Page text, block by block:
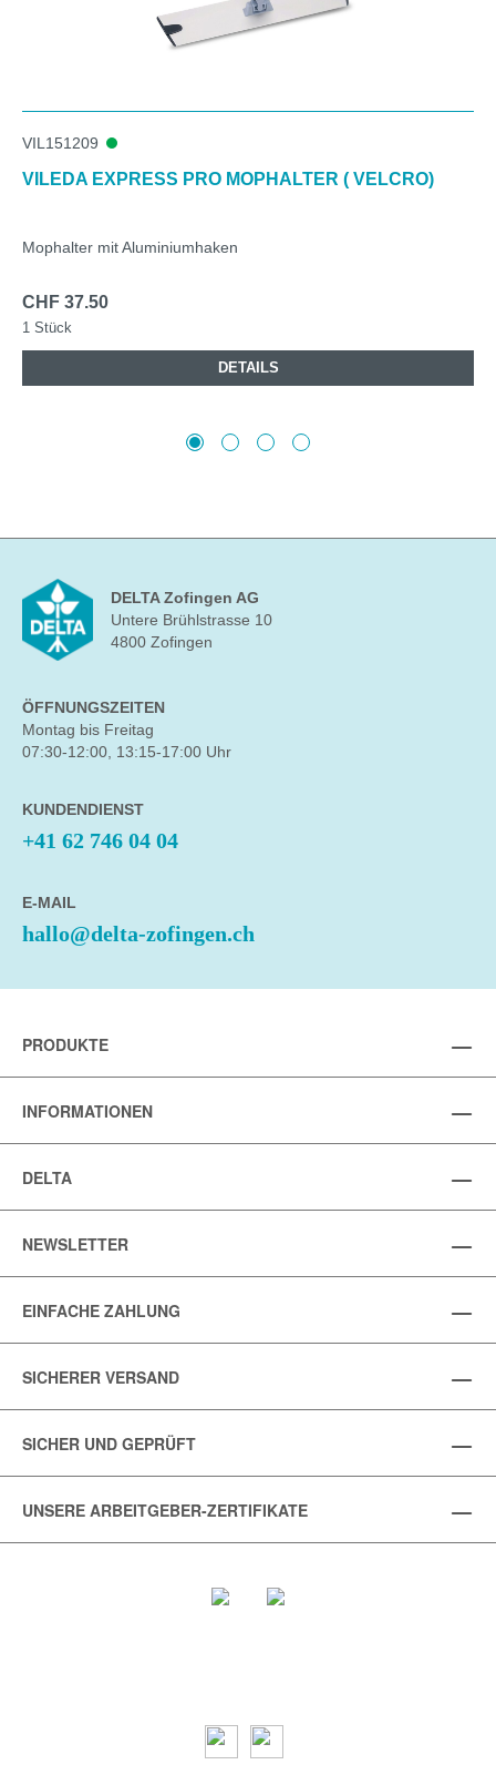
VIL151209
VILEDA EXPRESS PRO MOPHALTER ( VELCRO)
Mophalter mit Aluminiumhaken
CHF 37.50
1 Stück
DETAILS
DELTA Zofingen AG
Untere Brühlstrasse 10
4800 Zofingen
ÖFFNUNGSZEITEN
Montag bis Freitag
07:30-12:00, 13:15-17:00 Uhr
KUNDENDIENST
+41 62 746 04 04
E-MAIL
hallo@delta-zofingen.ch
PRODUKTE
INFORMATIONEN
DELTA
NEWSLETTER
EINFACHE ZAHLUNG
SICHERER VERSAND
SICHER UND GEPRÜFT
UNSERE ARBEITGEBER-ZERTIFIKATE